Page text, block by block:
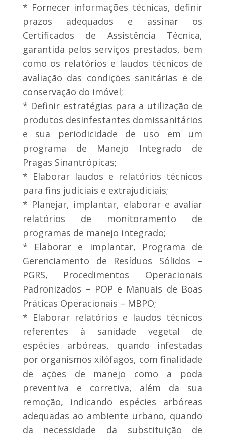
* Fornecer informações técnicas, definir
prazos adequados e assinar os
Certificados de Assistência Técnica,
garantida pelos serviços prestados, bem
como os relatórios e laudos técnicos de
avaliação das condições sanitárias e de
conservação do imóvel;
* Definir estratégias para a utilização de
produtos desinfestantes domissanitários
e sua periodicidade de uso em um
programa de Manejo Integrado de
Pragas Sinantrópicas;
* Elaborar laudos e relatórios técnicos
para fins judiciais e extrajudiciais;
* Planejar, implantar, elaborar e avaliar
relatórios de monitoramento de
programas de manejo integrado;
* Elaborar e implantar, Programa de
Gerenciamento de Resíduos Sólidos –
PGRS, Procedimentos Operacionais
Padronizados – POP e Manuais de Boas
Práticas Operacionais – MBPO;
* Elaborar relatórios e laudos técnicos
referentes à sanidade vegetal de
espécies arbóreas, quando infestadas
por organismos xilófagos, com finalidade
de ações de manejo como a poda
preventiva e corretiva, além da sua
remoção, indicando espécies arbóreas
adequadas ao ambiente urbano, quando
da necessidade da substituição de